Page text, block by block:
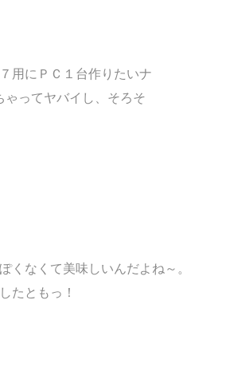
用にＰＣ１台作りたいナ
ってヤバイし、そろそ
なくて美味しいんだよね～。
たともっ！